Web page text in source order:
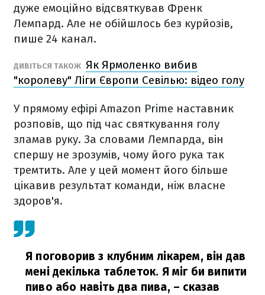
дуже емоційно відсвяткував Френк
Лемпард. Але не обійшлось без курйозів,
пише 24 канал.
ДИВІТЬСЯ ТАКОЖ Як Ярмоленко вибив
"королеву" Ліги Європи Севілью: відео голу
У прямому ефірі Amazon Prime наставник
розповів, що під час святкування голу
зламав руку. За словами Лемпарда, він
спершу не зрозумів, чому його рука так
тремтить. Але у цей момент його більше
цікавив результат команди, ніж власне
здоров'я.
Я поговорив з клубним лікарем, він дав
мені декілька таблеток. Я міг би випити
пиво або навіть два пива, – сказав